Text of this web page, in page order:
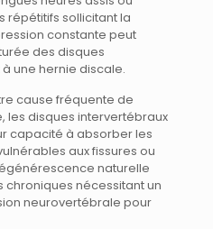
répétitifs sollicitant la
constante peut
des disques
une hernie discale.
cause fréquente de
les disques intervertébraux
capacité à absorber les
aux fissures ou
naturelle
nécessitant un
neurovertébrale pour